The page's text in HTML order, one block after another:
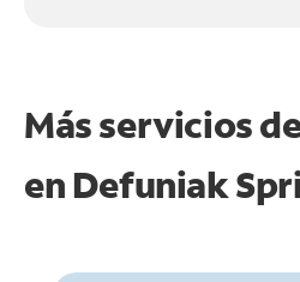
Más servicios
en Defuniak